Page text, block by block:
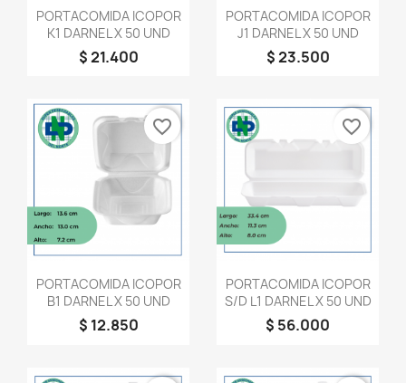
Vista rápida
PORTACOMIDA ICOPOR
K1 DARNEL X 50 UND
$ 21.400
Vista rápida
PORTACOMIDA ICOPOR
J1 DARNEL X 50 UND
$ 23.500
Vista rápida
PORTACOMIDA ICOPOR
B1 DARNEL X 50 UND
$ 12.850
favorite_border
Vista rápida
PORTACOMIDA ICOPOR
S/D L1 DARNEL X 50 UND
$ 56.000
favorite_border